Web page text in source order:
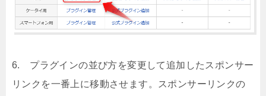
6. プラグインの並び方を変更して追加したスポンサー
リンクを一番上に移動させます。スポンサーリンクの